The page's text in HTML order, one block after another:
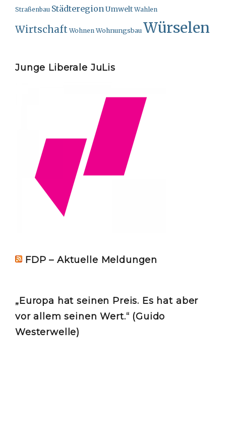
Straßenbau Städteregion Umwelt Wahlen
Wirtschaft Wohnen WohnungsbauWürselen
Junge Liberale JuLis
FDP – Aktuelle Meldungen
„Europa hat seinen Preis. Es hat aber
vor allem seinen Wert.“ (Guido
Westerwelle)